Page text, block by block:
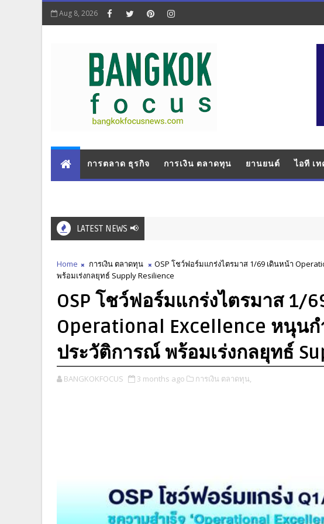
Aug 8, 2026
การตลาด ธุรกิจ การเงิน ตลาดทุน ยานยนต์ ไอที เ
LATEST NEWS 📢
Home การเงิน ตลาดทุน
OSP โชว์ฟอร์มแกร่งไตรมาส 1/69 เดินหน้า
พร้อมเร่งกลยุทธ์ Supply Resilience
OSP โชว์ฟอร์มแกร่งไตรมาส 1/
Operational Excellence หนุนก
ประวัติการณ์ พร้อมเร่งกลยุทธ์
BANGKOKFOCUS 3 months ago การเงิน ตลาดทุน,